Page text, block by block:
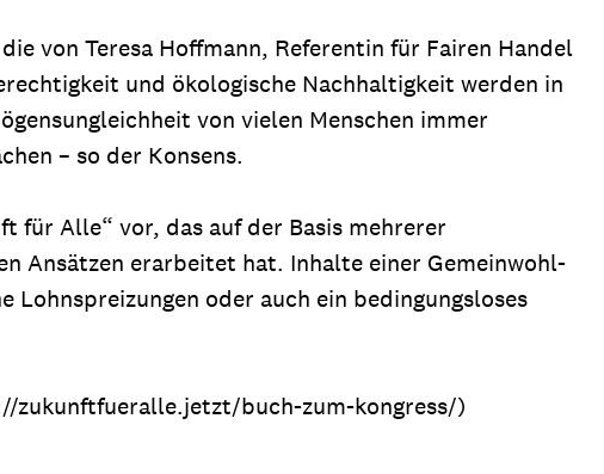
von Teresa Hoffmann, Referentin für Fairen Handel
und ökologische Nachhaltigkeit werden in
von vielen Menschen immer
– so der Konsens.
für Alle“ vor, das auf der Basis mehrerer
Ansätzen erarbeitet hat. Inhalte einer Gemeinwohl-
oder auch ein bedingungsloses
zukunftfueralle.jetzt/buch-zum-kongress/)